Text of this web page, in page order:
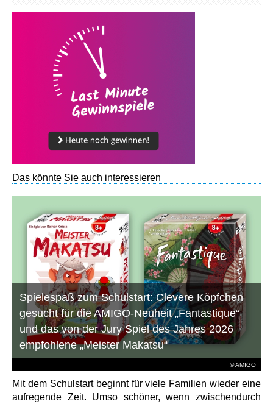
Das könnte Sie auch interessieren
© AMIGO
Spielespaß zum Schulstart: Clevere Köpfchen
gesucht für die AMIGO-Neuheit „Fantastique“
und das von der Jury Spiel des Jahres 2026
empfohlene „Meister Makatsu“
Mit dem Schulstart beginnt für viele Familien wieder eine
aufregende Zeit. Umso schöner, wenn zwischendurch